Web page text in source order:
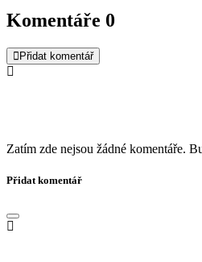
Komentáře 0
Přidat komentář
Zatím zde nejsou žádné komentáře.
Přidat komentář